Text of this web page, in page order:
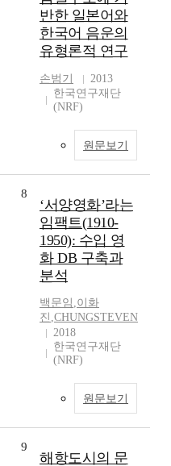
반한 일본어와
한국어 음운의
유형론적 연구
손범기
2013
한국연구재단
(NRF)
원문보기
8
‘서양영화’라는
임팩트(1910-
1950): 수입 영
화 DB 구축과
분석
백문임 ,이화
진 ,CHUNGSTEVEN
2018
한국연구재단
(NRF)
원문보기
9
해항도시의 문